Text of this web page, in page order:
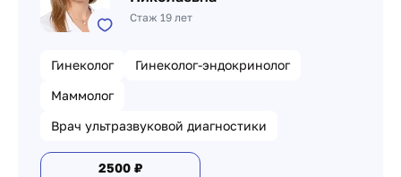
Стаж 19 лет
Гинеколог
Гинеколог-эндокринолог
Маммолог
Врач ультразвуковой диагностики
2500 ₽